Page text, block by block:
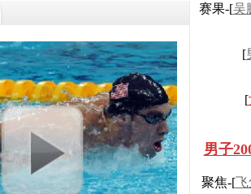
赛果-[吴
[
[
男子
聚焦-[飞